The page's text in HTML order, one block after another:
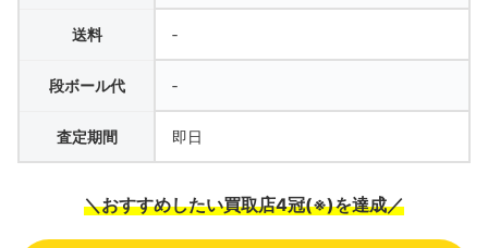
送料 ‐
段ボール代 ‐
査定期間 即日
＼おすすめしたい買取店4冠(※)を達成／